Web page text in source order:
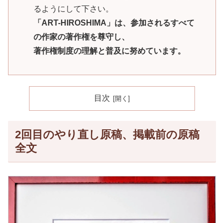
るようにして下さい。
「ART-HIROSHIMA」は、参加されるすべて
の作家の著作権を尊守し、
著作権制度の理解と普及に努めています。
目次
2回目のやり直し原稿、掲載前の原稿
全文